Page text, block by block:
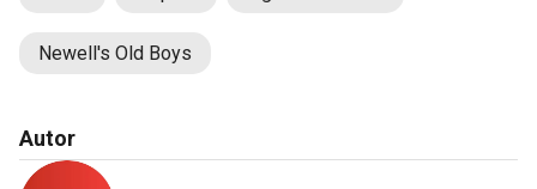
Newell's Old Boys
Autor